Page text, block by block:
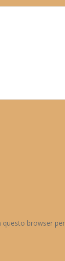
browser